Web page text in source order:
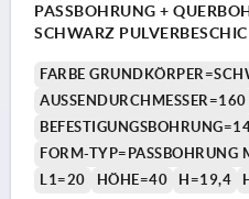
PASSBOHRUNG +
SCHWARZ
FARBE
AUSSENDURCHMESSER=160
FORM-TYP=PASSBOHRUNG
L1=20
HÖHE=40 H=19,4